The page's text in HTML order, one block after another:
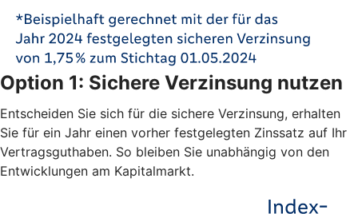
Option 1: Sichere Verzinsung nutzen
Entscheiden Sie sich für die sichere Verzinsung, erhalten
Sie für ein Jahr einen vorher festgelegten Zinssatz auf Ihr
Vertragsguthaben. So bleiben Sie unabhängig von den
Entwicklungen am Kapitalmarkt.